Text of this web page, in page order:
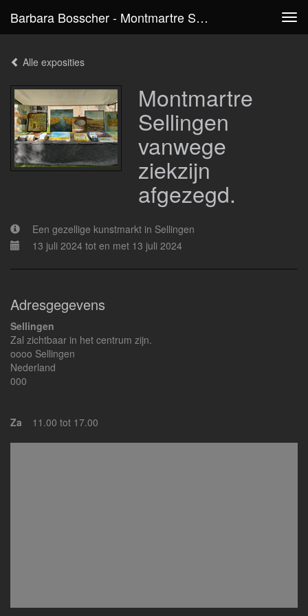
Barbara Bosscher - Montmartre Sellingen Vanwege Ziekzijn Afgezegd.
Alle exposities
Montmartre
Sellingen
vanwege
ziekzijn
afgezegd.
Een gezellige kunstmarkt in Sellingen
13 juli 2024 tot en met 13 juli 2024
Adresgegevens
Sellingen
Zal zichtbaar in het centrum zijn.
oooo Sellingen
Nederland
000
Za 11.00 tot 17.00